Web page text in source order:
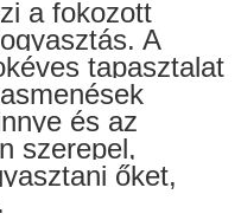
a fokozott
A
tapasztalat
és az
szerepel,
őket,